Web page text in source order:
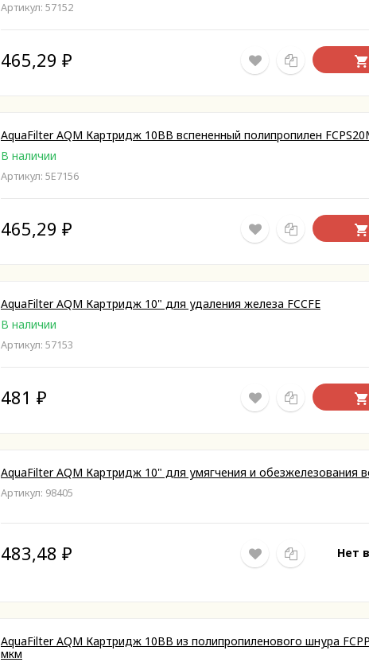
Артикул: 57152
465,29 ₽
AquaFilter AQM Картридж 10ВВ вспененный полипропилен
В наличии
Артикул: 5E7156
465,29 ₽
AquaFilter AQM Картридж 10" для удаления железа FCCFE
В наличии
Артикул: 57153
481 ₽
AquaFilter AQM Картридж 10" для умягчения и обезжелезования
Артикул: 98405
483,48 ₽ Нет
AquaFilter AQM Картридж 10ВВ из полипропиленового шнура
мкм